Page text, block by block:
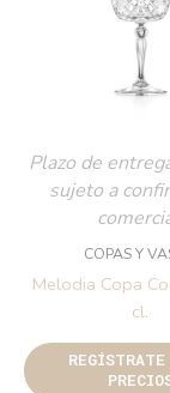
Plazo de
sujeto a
COPAS Y
Melodia Copa
cl.